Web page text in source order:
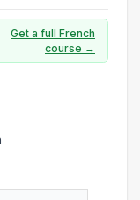
Get a full French
course →